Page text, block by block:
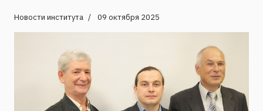
Новости института 09 октября 2025